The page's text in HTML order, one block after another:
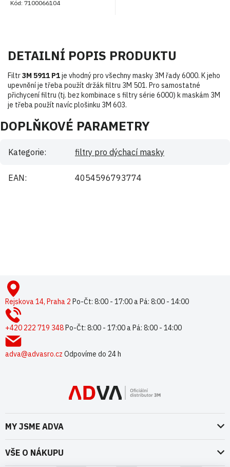
Kód: 7100066104
DETAILNÍ POPIS PRODUKTU
Filtr3M 5911 P1je vhodný pro všechny masky 3M řady 6000. K jeho
upevnění je třeba použít držák filtru 3M 501. Pro samostatné
přichycení filtru (tj. bez kombinace s filtry série 6000) k maskám 3M
je třeba použít navíc plošinku 3M 603.
DOPLŇKOVÉ PARAMETRY
Kategorie: filtry pro dýchací masky
EAN: 4054596793774
pRejskova 14, Praha 2 Po-Čt: 8:00 - 17:00 a Pá: 8:00 - 14:00
+420 222 719 348Po-Čt: 8:00 - 17:00 a Pá: 8:00 - 14:00
adva@advasro.cz Odpovíme do 24 h
MY JSME ADVA
O nás
VŠE O NÁKUPU